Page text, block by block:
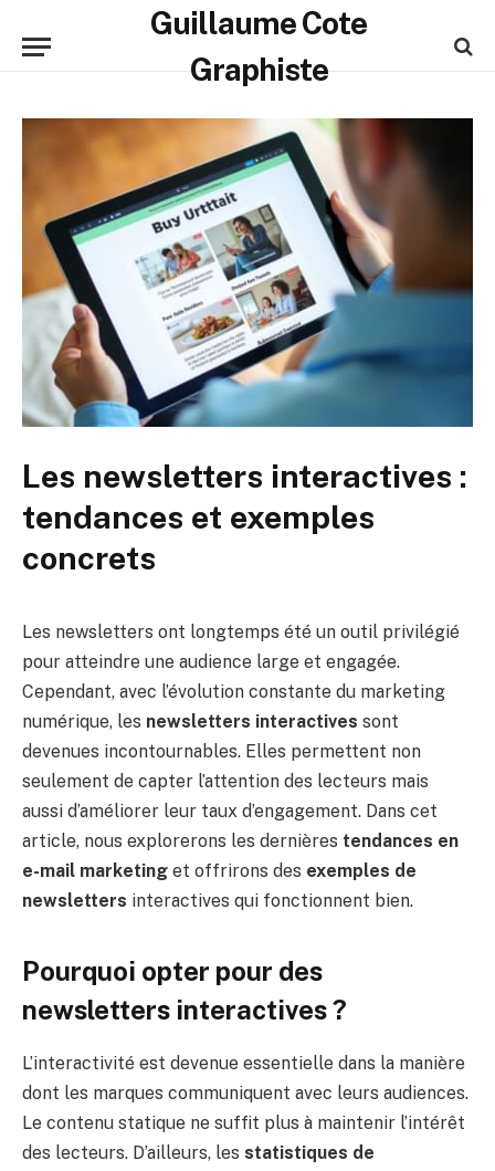
Guillaume Cote
Graphiste
Les newsletters interactives :
tendances et exemples
concrets
Les newsletters ont longtemps été un outil privilégié
pour atteindre une audience large et engagée.
Cependant, avec l’évolution constante du marketing
numérique, les newsletters interactives sont
devenues incontournables. Elles permettent non
seulement de capter l’attention des lecteurs mais
aussi d’améliorer leur taux d’engagement. Dans cet
article, nous explorerons les dernières tendances en
e-mail marketing et offrirons des exemples de
newsletters interactives qui fonctionnent bien.
Pourquoi opter pour des
newsletters interactives ?
L’interactivité est devenue essentielle dans la manière
dont les marques communiquent avec leurs audiences.
Le contenu statique ne suffit plus à maintenir l’intérêt
des lecteurs. D’ailleurs, les statistiques de